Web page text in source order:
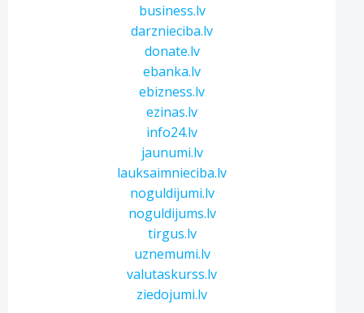
business.lv
darznieciba.lv
donate.lv
ebanka.lv
ebizness.lv
ezinas.lv
info24.lv
jaunumi.lv
lauksaimnieciba.lv
noguldijumi.lv
noguldijums.lv
tirgus.lv
uznemumi.lv
valutaskurss.lv
ziedojumi.lv